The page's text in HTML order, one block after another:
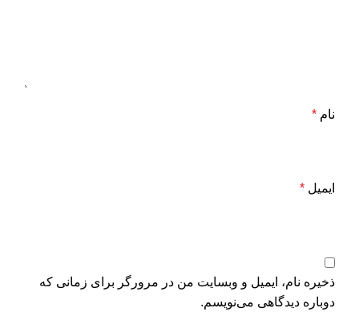
نام *
ایمیل *
ذخیره نام، ایمیل و وبسایت من در مرورگر برای زمانی که
دوباره دیدگاهی می‌نویسم.